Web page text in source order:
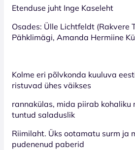
Etenduse juht Inge Kaseleht
Osades: Ülle Lichtfeldt (Rakvere
Pähklimägi, Amanda Hermiine
Kolme eri põlvkonda kuuluva
ristuvad ühes väikses
rannakülas, mida piirab kohaliku
tuntud saladuslik
Riimilaht. Üks ootamatu surm ja
pudenenud paberid